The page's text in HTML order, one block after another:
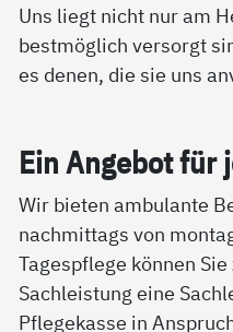
Uns liegt nicht nur am
bestmöglich versorgt
es denen, die sie uns
Ein An­ge­bot für
Wir bieten ambulante
nachmittags von
Tagespflege können
Sachleistung eine
Pflegekasse in